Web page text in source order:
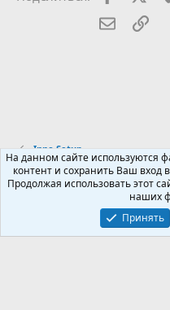
Inno Setup
Russian (RU)
Условия и
Политика
На данном сайте используются
контент и сохранить Ваш вход
Продолжая использовать этот
наших
Принять